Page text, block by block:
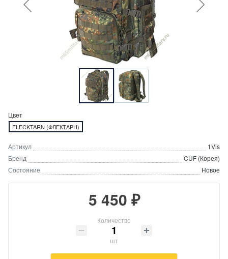
Цвет
FLECKTARN (ФЛЕКТАРН)
Артикул
1Vis
Бренд
CUF (Корея)
Состояние
Новое
5 450 ₽
Количество
шт